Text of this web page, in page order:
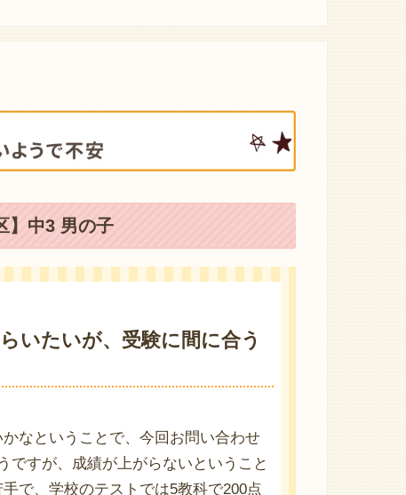
】中3 男の子
いたいが、受験に間に合う
なということで、今回お問い合わせ
ですが、成績が上がらないということ
で、学校のテストでは5教科で200点